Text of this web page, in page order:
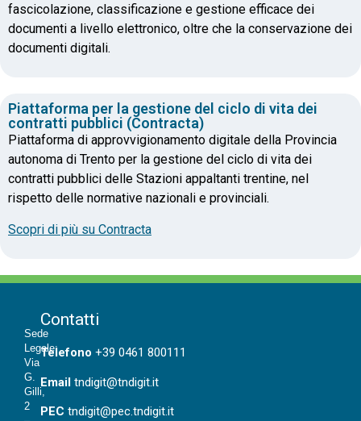
fascicolazione, classificazione e gestione efficace dei
documenti a livello elettronico, oltre che la conservazione dei
documenti digitali.
Piattaforma per la gestione del ciclo di vita dei
contratti pubblici (Contracta)
Piattaforma di approvvigionamento digitale della Provincia
autonoma di Trento per la gestione del ciclo di vita dei
contratti pubblici delle Stazioni appaltanti trentine, nel
rispetto delle normative nazionali e provinciali.
Scopri di più su Contracta
Sede
Legale:
Via
G.
Gilli,
2
Telefono +39 0461 800111
Email tndigit@tndigit.it
PEC tndigit@pec.tndigit.it
Contatti